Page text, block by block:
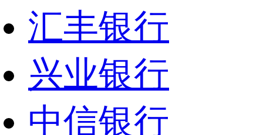
汇丰银行
兴业银行
中信银行